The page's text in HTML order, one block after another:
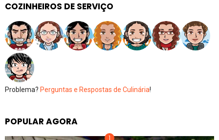
COZINHEIROS DE SERVIÇO
Problema? Perguntas e Respostas de Culinária!
POPULAR AGORA